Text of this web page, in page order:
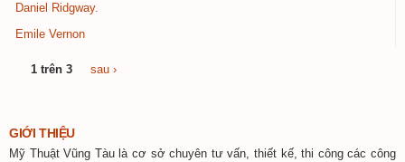
Daniel Ridgway.
Emile Vernon
1 trên 3 sau ›
GIỚI THIỆU
Mỹ Thuật Vũng Tàu là cơ sở chuyên tư vấn, thiết kế, thi công các công